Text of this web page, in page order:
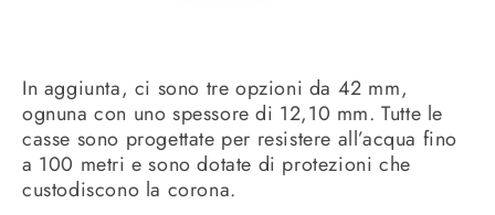
In aggiunta, ci sono tre opzioni da 42 mm,
ognuna con uno spessore di 12,10 mm. Tutte le
casse sono progettate per resistere all’acqua fino
a 100 metri e sono dotate di protezioni che
custodiscono la corona.